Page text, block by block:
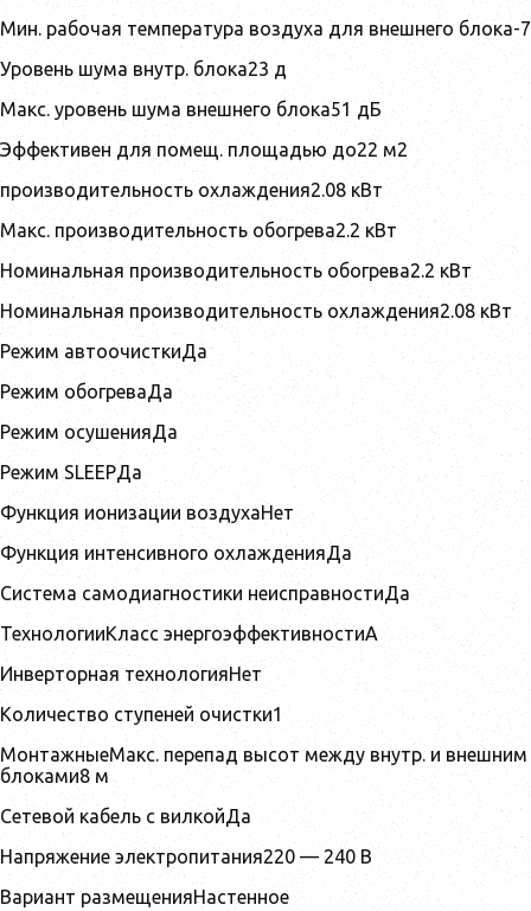
Мин. рабочая температура воздуха для внешнего блока-7
Уровень шума внутр. блока23 д
Макс. уровень шума внешнего блока51 дБ
Эффективен для помещ. площадью до22 м2
производительность охлаждения2.08 кВт
Макс. производительность обогрева2.2 кВт
Номинальная производительность обогрева2.2 кВт
Номинальная производительность охлаждения2.08 кВт
Режим автоочисткиДа
Режим обогреваДа
Режим осушенияДа
Режим SLEEPДа
Функция ионизации воздухаНет
Функция интенсивного охлажденияДа
Система самодиагностики неисправностиДа
ТехнологииКласс энергоэффективностиA
Инверторная технологияНет
Количество ступеней очистки1
МонтажныеМакс. перепад высот между внутр. и внешним
блоками8 м
Сетевой кабель с вилкойДа
Напряжение электропитания220 — 240 В
Вариант размещенияНастенное